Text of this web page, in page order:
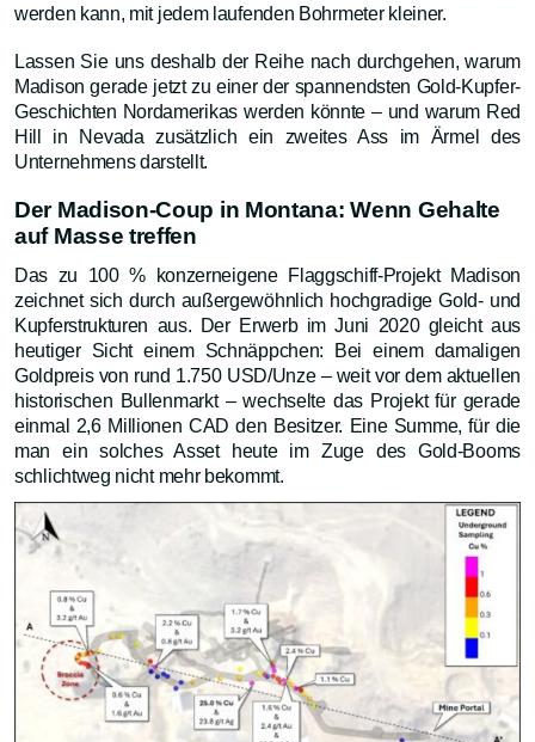
werden kann, mit jedem laufenden Bohrmeter kleiner.
Lassen Sie uns deshalb der Reihe nach durchgehen, warum
Madison gerade jetzt zu einer der spannendsten Gold-Kupfer-
Geschichten Nordamerikas werden könnte – und warum Red
Hill in Nevada zusätzlich ein zweites Ass im Ärmel des
Unternehmens darstellt.
Der Madison-Coup in Montana: Wenn Gehalte
auf Masse treffen
Das zu 100 % konzerneigene Flaggschiff-Projekt Madison
zeichnet sich durch außergewöhnlich hochgradige Gold- und
Kupferstrukturen aus. Der Erwerb im Juni 2020 gleicht aus
heutiger Sicht einem Schnäppchen: Bei einem damaligen
Goldpreis von rund 1.750 USD/Unze – weit vor dem aktuellen
historischen Bullenmarkt – wechselte das Projekt für gerade
einmal 2,6 Millionen CAD den Besitzer. Eine Summe, für die
man ein solches Asset heute im Zuge des Gold-Booms
schlichtweg nicht mehr bekommt.